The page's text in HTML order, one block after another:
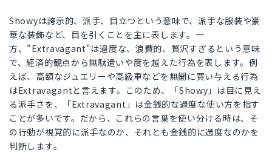
Showyは誇示的、派手、目立つという意味で、派手な服装や豪
華な装飾など、目を引くことを主に表します。一
方、"Extravagant"は過度な、浪費的、贅沢すぎるという意味
で、経済的観点から無駄遣いや度を越えた行為を表します。例
えば、高額なジュエリーや高級車などを無闇に買い与える行為
はExtravagantと言えます。このため、「Showy」は目に見え
る派手さを、「Extravagant」は金銭的な過度な使い方を指す
ことが多いです。だから、これらの言葉を使い分ける時は、そ
の行動が視覚的に派手なのか、それとも金銭的に過度なのかを
判断します。